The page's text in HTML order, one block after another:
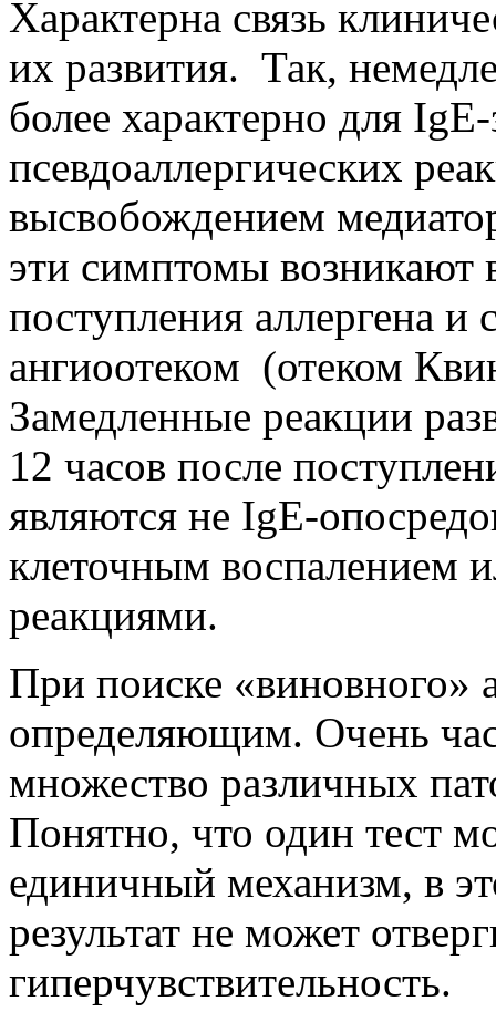
Характерна связь
их развития. Так,
более характерно для
псевдоаллергических
высвобождением
эти симптомы возникают
поступления аллергена
ангиоотеком (отеком
Замедленные реакции
12 часов после
являются не IgE-
клеточным воспалением
реакциями.
При поиске «виновного»
определяющим. Очень
множество различных
Понятно, что один тест
единичный механизм, в
результат не может
гиперчувствительность.